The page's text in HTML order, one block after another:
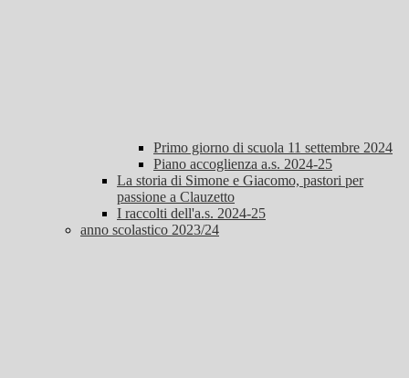
Primo giorno di scuola 11 settembre 2024
Piano accoglienza a.s. 2024-25
La storia di Simone e Giacomo, pastori per
passione a Clauzetto
I raccolti dell'a.s. 2024-25
anno scolastico 2023/24